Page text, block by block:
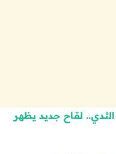
لقاح جديد يظهر